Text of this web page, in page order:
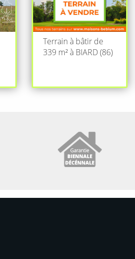
Terrain à bâtir de
339 m² à BIARD (86)